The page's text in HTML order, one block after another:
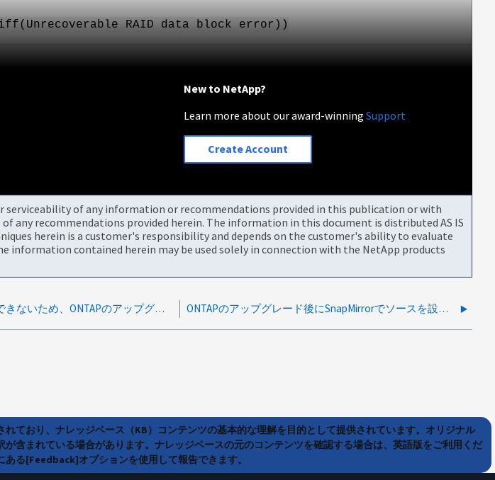
RAID data block error))
New to NetApp?
Learn more about our award-winningSupport
Create Account
of any information or recommendations provided in this publication or with
any recommendations provided herein. The information in this document is distributed AS IS
herein is a customer's responsibility and depends on the customer's ability to evaluate
contained herein may be used solely in connection with the NetApp products
ポートの1つに到達できないため、ONTAPのアップグレード後にSnapMirrorが失敗する ONTAPのアップグレード後にSnapMirrorでソースを設定できない
ており、ナレッジベース（KB）コンテンツの基本的な理解を目的として提供されています。オリジナル
含まれている場合があります。ナレッジベースの元のコンテンツを確認する場合は、英語版をご利用くだ
る[Feedback]オプションを使用して報告できます。